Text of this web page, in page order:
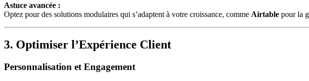
Astuce avancée :
Optez pour des solutions modulaires qui s’adaptent à votre croissance, comme Airtable pour la
3. Optimiser l’Expérience Client
Personnalisation et Engagement